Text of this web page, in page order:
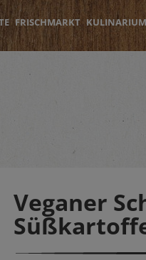
FRISCHMARKT KULINARIUM
Veganer